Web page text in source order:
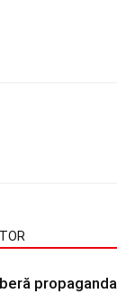
propaganda